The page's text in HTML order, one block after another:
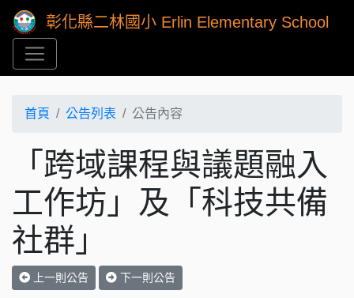
彰化縣二林國小 Erlin Elementary School
首頁 公告列表 公告內容
「跨域課程與議題融入
工作坊」及「科技共備
社群」
上一則公告 下一則公告